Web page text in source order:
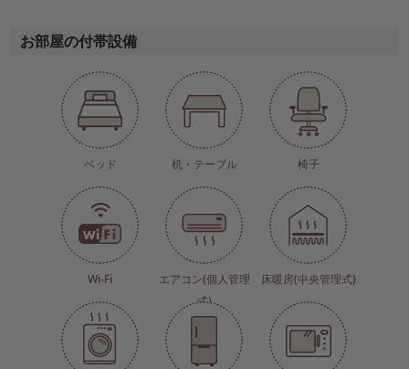
お部屋の付帯設備
ベッド 机・テーブル 椅子
Wi-Fi
エアコン(個人管理
式)
床暖房(中央管理式)